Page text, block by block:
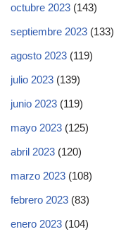
octubre 2023 (143)
septiembre 2023 (133)
agosto 2023 (119)
julio 2023 (139)
junio 2023 (119)
mayo 2023 (125)
abril 2023 (120)
marzo 2023 (108)
febrero 2023 (83)
enero 2023 (104)